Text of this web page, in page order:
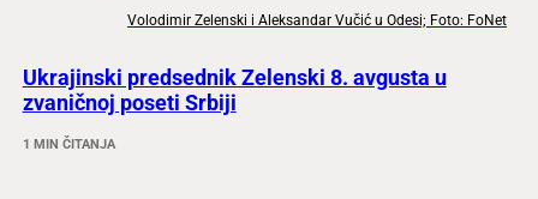
Volodimir Zelenski i Aleksandar Vučić u Odesi; Foto: FoNet
Ukrajinski predsednik Zelenski 8. avgusta u
zvaničnoj poseti Srbiji
1 MIN ČITANJA